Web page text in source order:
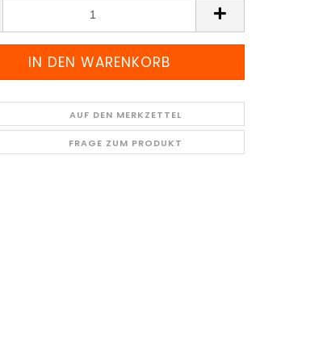
AUF DEN MERKZETTEL
FRAGE ZUM PRODUKT